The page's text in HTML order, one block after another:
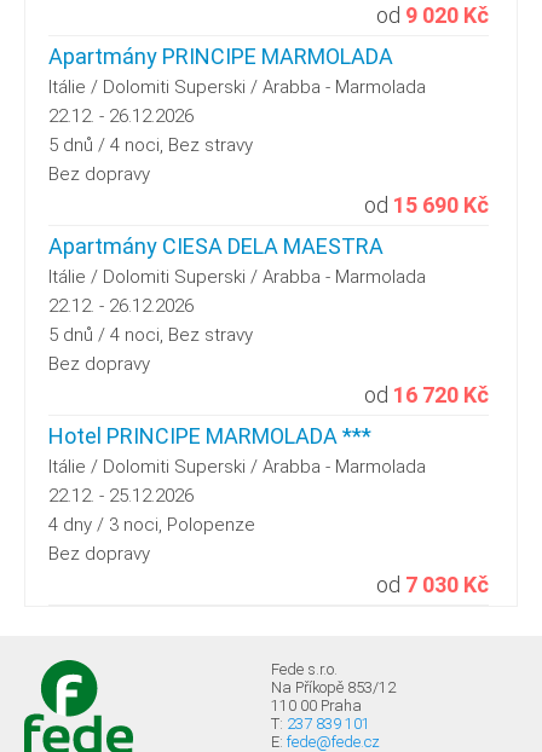
od 9 020 Kč
Apartmány PRINCIPE MARMOLADA
Itálie / Dolomiti Superski / Arabba - Marmolada
22.12. - 26.12.2026
5 dnů / 4 noci, Bez stravy
Bez dopravy
od 15 690 Kč
Apartmány CIESA DELA MAESTRA
Itálie / Dolomiti Superski / Arabba - Marmolada
22.12. - 26.12.2026
5 dnů / 4 noci, Bez stravy
Bez dopravy
od 16 720 Kč
Hotel PRINCIPE MARMOLADA ***
Itálie / Dolomiti Superski / Arabba - Marmolada
22.12. - 25.12.2026
4 dny / 3 noci, Polopenze
Bez dopravy
od 7 030 Kč
Fede s.r.o.
Na Příkopě 853/12
110 00 Praha
T: 237 839 101
E: fede@fede.cz